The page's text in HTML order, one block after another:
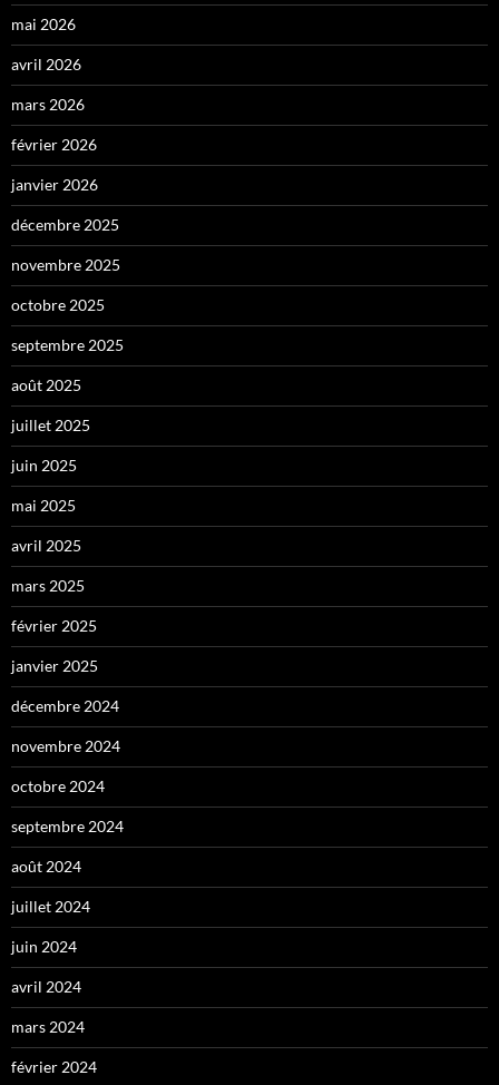
mai 2026
avril 2026
mars 2026
février 2026
janvier 2026
décembre 2025
novembre 2025
octobre 2025
septembre 2025
août 2025
juillet 2025
juin 2025
mai 2025
avril 2025
mars 2025
février 2025
janvier 2025
décembre 2024
novembre 2024
octobre 2024
septembre 2024
août 2024
juillet 2024
juin 2024
avril 2024
mars 2024
février 2024